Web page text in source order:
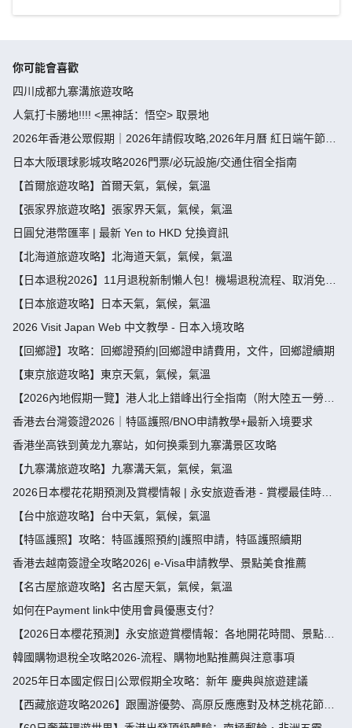
你可能會喜歡
四川成都九寨溝旅遊攻略
人氣打卡勝地!!!! <黑神話：悟空> 取景地
2026年香港公眾假期｜2026年請假攻略,2026年月曆 紅日端午節請
假攻略請4放9-public holiday 2026
日本大阪環球影城攻略2026門票/必玩設施/交通住宿全指南
【首爾旅遊攻略】首爾天氣，氣候，氣溫
【張家界旅遊攻略】張家界天氣，氣候，氣溫
日圓兌港幣匯率 | 最新 Yen to HKD 兌換資訊
【北海道旅遊攻略】北海道天氣，氣候，氣溫
【日本退稅2026】11月退稅新制懶人包！機場退稅流程、取消免稅
袋及限額全攻略 - 永安旅遊
【日本旅遊攻略】日本天氣，氣候，氣溫
2026 Visit Japan Web 中文教學 - 日本入境攻略
【回鄉證】攻略：回鄉證預約|回鄉證申請費用，文件，回鄉證續期
【東京旅遊攻略】東京天氣，氣候，氣溫
【2026內地假期一覽】港人北上錯峰出行全指南（附大陸五一勞動
節，端午節假期攻略）
香港去台灣簽證2026｜特區護照/BNO申請教學+最新入境要求
香港坐高铁到黄龙九寨站，如何换乘到九寨溝景区攻略
【九寨溝旅遊攻略】九寨溝天氣，氣候，氣溫
2026日本櫻花花期預測及賞櫻情報 | 永安旅遊香港 - 賞櫻最佳時
間、地點推薦
【台中旅遊攻略】台中天氣，氣候，氣溫
【特區護照】攻略：特區護照預約|護照申請，特區護照續期
香港去越南簽證全攻略2026| e-Visa申請教學、景點美食推薦
【名古屋旅遊攻略】名古屋天氣，氣候，氣溫
如何在Payment link中使用會員優惠支付？
【2026日本櫻花預測】永安旅遊賞櫻情報：各地開花時間、景點推
薦
韓國購物退稅全攻略2026-流程、購物地點推薦與注意事項
2025年日本國定假日|公眾假期全攻略：新年 慶典與旅遊建議
【西藏旅遊攻略2026】跟團游優勢、高原反應應對及林芝桃花節深
度指南